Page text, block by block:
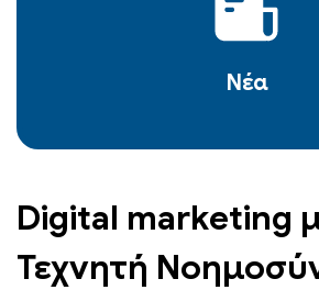
Νέα
Digital marketing
Τεχνητή